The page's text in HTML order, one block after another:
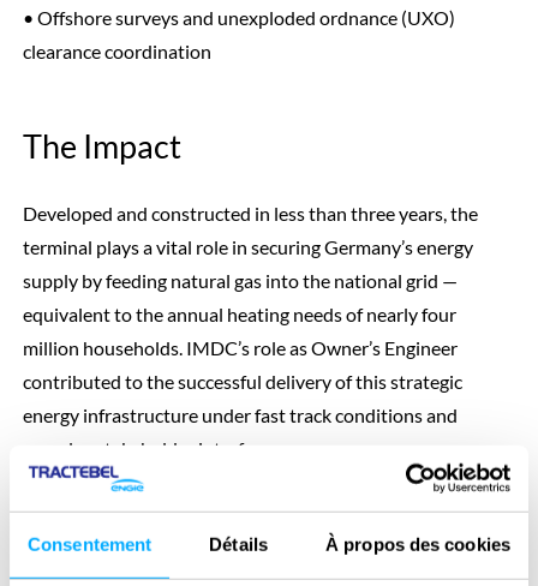
Consentement Détails À propos des cookies
• Offshore surveys and unexploded ordnance (UXO)
clearance coordination
The Impact
Developed and constructed in less than three years, the
terminal plays a vital role in securing Germany’s energy
supply by feeding natural gas into the national grid —
equivalent to the annual heating needs of nearly four
million households. IMDC’s role as Owner’s Engineer
contributed to the successful delivery of this strategic
energy infrastructure under fast track conditions and
complex stakeholder interfaces.